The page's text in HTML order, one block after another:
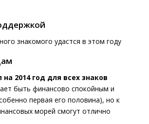
знакомого удастся в этом году
на 2014 год для всех знаков
быть финансово спокойным и
первая его половина), но к
морей смогут отлично